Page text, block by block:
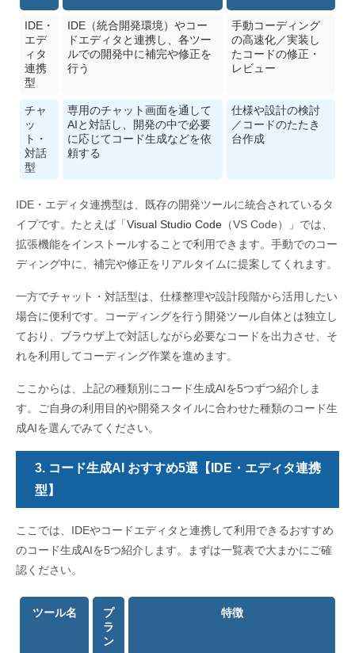
IDE・
エデ
ィタ
連携
型
IDE（統合開発環境）やコー
ドエディタと連携し、各ツー
ルでの開発中に補完や修正を
行う
手動コーディング
の高速化／実装し
たコードの修正・
レビュー
チャ
ッ
ト・
対話
型
専用のチャット画面を通して
AIと対話し、開発の中で必要
に応じてコード生成などを依
頼する
仕様や設計の検討
／コードのたたき
台作成
IDE・エディタ連携型は、既存の開発ツールに統合されているタ
イプです。たとえば「Visual Studio Code （VS Code）」では、
拡張機能をインストールすることで利用できます。手動でのコー
ディング中に、補完や修正をリアルタイムに提案してくれます。
一方でチャット・対話型は、仕様整理や設計段階から活用したい
場合に便利です。コーディングを行う開発ツール自体とは独立し
ており、ブラウザ上で対話しながら必要なコードを出力させ、そ
れを利用してコーディング作業を進めます。
ここからは、上記の種類別にコード生成AIを5つずつ紹介しま
す。ご自身の利用目的や開発スタイルに合わせた種類のコード生
成AIを選んでみてください。
3. コード生成AI おすすめ5選【IDE・エディタ連携
型】
ここでは、IDEやコードエディタと連携して利用できるおすすめ
のコード生成AIを5つ紹介します。まずは一覧表で大まかにご確
認ください。
ツール名
プ
ラ
ン
特徴